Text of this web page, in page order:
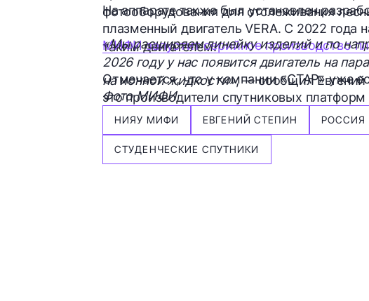
фотооборудования для отслеживания
На аппарате также был установлен
плазменный двигатель VERA. С 2022 года
таким двигателем.
МИФИ запустит серийное производство
«Мы расширяем линейку изделий и по
2026 году у нас появится двигатель на
на ионной жидкости», — сообщил Евгений
Отмечается, что у компании «СТАР» уже
это производители спутниковых
Фото МИФИ
НИЯУ МИФИ ЕВГЕНИЙ СТЕПИН РОССИЯ
СТУДЕНЧЕСКИЕ СПУТНИКИ